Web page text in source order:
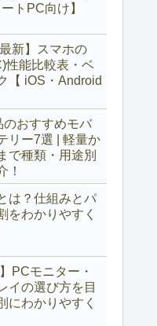
トPC向け】
最新】スマホの
性能比較表・ベ
【 iOS・Android
のおすすめモバ
リー7選 | 軽量か
で種類・用途別
！
は？仕組みとパ
をわかりやすく
PCモニター・
イの選び方を目
にわかりやすく